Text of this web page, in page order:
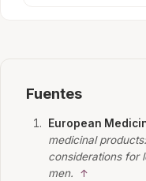
Fuentes
European
medicinal
considerations for
men.
↑